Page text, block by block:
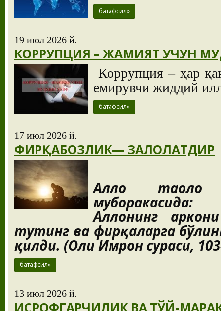
батафсил»
19 июл 2026 й.
КОРРУПЦИЯ – ЖАМИЯТ УЧУН
Коррупция – ҳар
емирувчи жиддий
батафсил»
17 июл 2026 й.
ФИРҚАБОЗЛИК— ЗАЛОЛАТДИР
Аллоҳ
Аллоҳнинг
тутинг ва фирқаларга
қилди. (Оли Имрон сураси,
батафсил»
13 июл 2026 й.
ИСРОФГАРЧИЛИК ВА ТЎЙ-